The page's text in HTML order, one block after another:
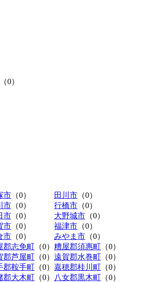
（0）
市 （0） 田川市 （0）
市 （0） 行橋市 （0）
市 （0） 大野城市 （0）
市 （0） 福津市 （0）
市 （0） みやま市 （0）
郡志免町 （0） 糟屋郡須惠町 （0）
郡芦屋町 （0） 遠賀郡水巻町 （0）
郡鞍手町 （0） 嘉穂郡桂川町 （0）
郡大木町 （0） 八女郡黒木町 （0）